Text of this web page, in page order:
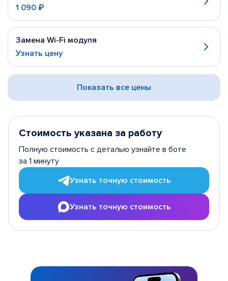
1 090 ₽
Замена Wi-Fi модуля
Узнать цену
Показать все цены
Стоимость указана за работу
Полную стоимость с деталью узнайте в боте
за 1 минуту
Узнать точную стоимость
Узнать точную стоимость